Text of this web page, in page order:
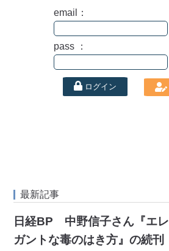
email：
pass ：
ログイン
最新記事
日経BP 中野信子さん『エレ
ガントな毒のはき方』の続刊